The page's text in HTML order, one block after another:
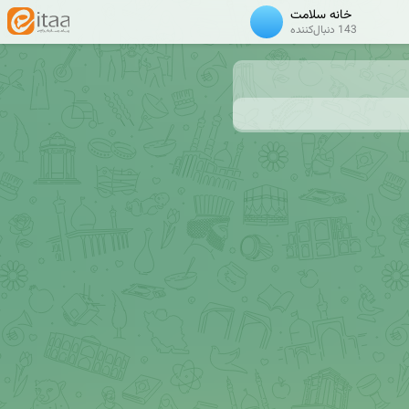
خانه سلامت
143 دنبال‌کننده